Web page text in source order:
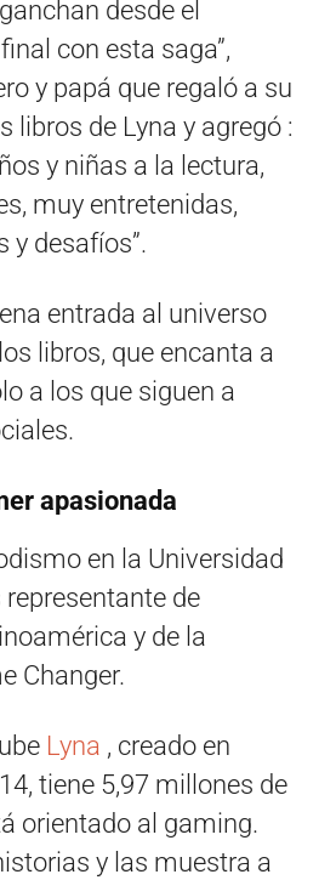
desde el
con esta saga”,
y papá que regaló a su
libros de Lyna y agregó :
y niñas a la lectura,
muy entretenidas,
y desafíos”.
entrada al universo
libros, que encanta a
a los que siguen a
apasionada
en la Universidad
de
y de la
Changer.
Lyna , creado en
tiene 5,97 millones de
orientado al gaming.
y las muestra a